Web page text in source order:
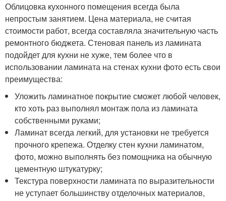
Облицовка кухонного помещения всегда была
непростым занятием. Цена материала, не считая
стоимости работ, всегда составляла значительную часть
ремонтного бюджета. Стеновая панель из ламината
подойдет для кухни не хуже, тем более что в
использовании ламината на стенах кухни фото есть свои
преимущества:
Уложить ламинатное покрытие сможет любой человек,
кто хоть раз выполнял монтаж пола из ламината
собственными руками;
Ламинат всегда легкий, для установки не требуется
прочного крепежа. Отделку стен кухни ламинатом,
фото, можно выполнять без помощника на обычную
цементную штукатурку;
Текстура поверхности ламината по выразительности
не уступает большинству отделочных материалов,